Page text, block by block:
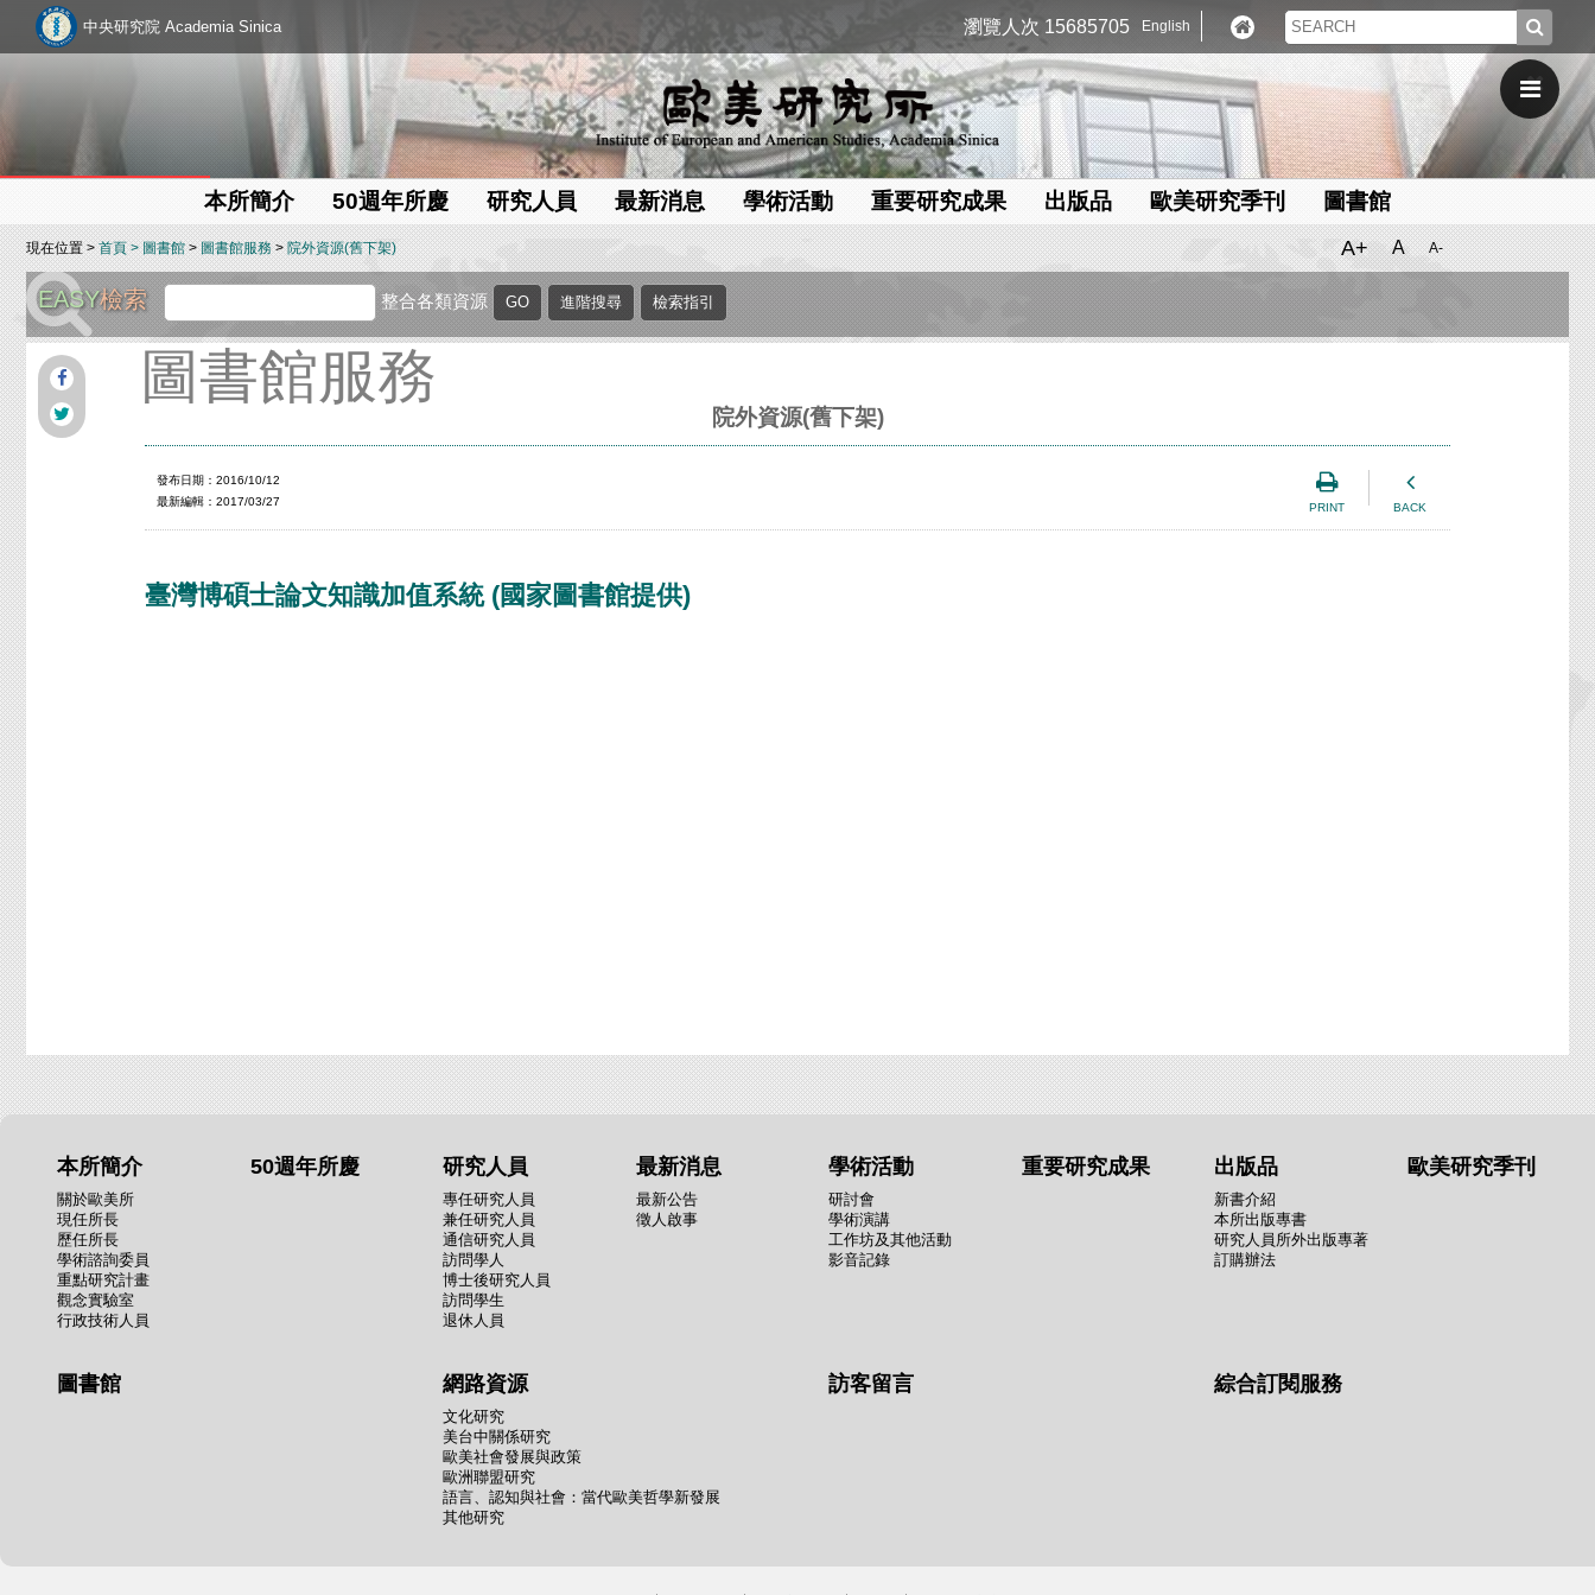
中央研究院 Academia Sinica 瀏覽人次 15685705 English
本所簡介 50週年所慶 研究人員 最新消息 學術活動 重要研究成果 出版品 歐美研究季刊 圖書館
現在位置 >首頁 >圖書館>圖書館服務>院外資源(舊下架) A+ A A-
EASY檢索 整合各類資源
圖書館服務
院外資源(舊下架)
PRINT BACK
發布日期：2016/10/12
最新編輯：2017/03/27
臺灣博碩士論文知識加值系統 (國家圖書館提供)
本所簡介
關於歐美所
現任所長
歷任所長
學術諮詢委員
重點研究計畫
觀念實驗室
行政技術人員
50週年所慶 研究人員
專任研究人員
兼任研究人員
通信研究人員
訪問學人
博士後研究人員
訪問學生
退休人員
最新消息
最新公告
徵人啟事
學術活動
研討會
學術演講
工作坊及其他活動
影音記錄
重要研究成果 出版品
新書介紹
本所出版專書
研究人員所外出版專著
訂購辦法
歐美研究季刊
圖書館 網路資源
文化研究
美台中關係研究
歐美社會發展與政策
歐洲聯盟研究
語言、認知與社會：當代歐美哲學新發展
其他研究
訪客留言 綜合訂閱服務